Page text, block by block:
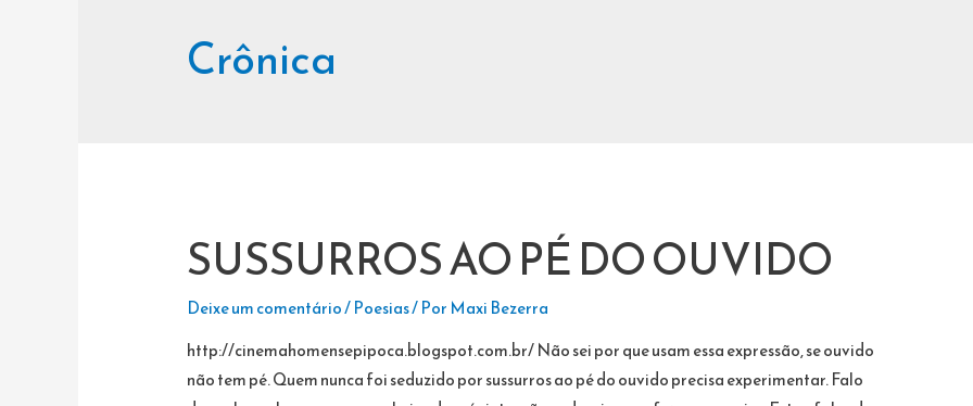
Crônica
SUSSURROS AO PÉ DO OUVIDO
Deixe um comentário/Poesias/ Por Maxi Bezerra
http://cinemahomensepipoca.blogspot.com.br/ Não sei por que usam essa expressão, se ouvido
não tem pé. Quem nunca foi seduzido por sussurros ao pé do ouvido precisa experimentar. Falo